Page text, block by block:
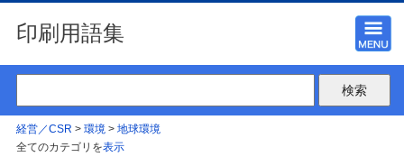
印刷用語集
経営／CSR > 環境> 地球環境
全てのカテゴリを表示